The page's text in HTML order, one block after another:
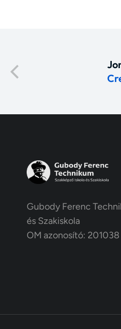
Gubody Ferenc
és Szakiskola
OM azonosító: 201038